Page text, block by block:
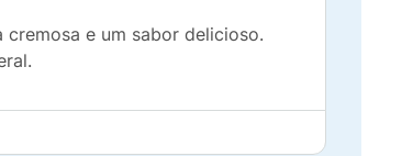
e um sabor delicioso.